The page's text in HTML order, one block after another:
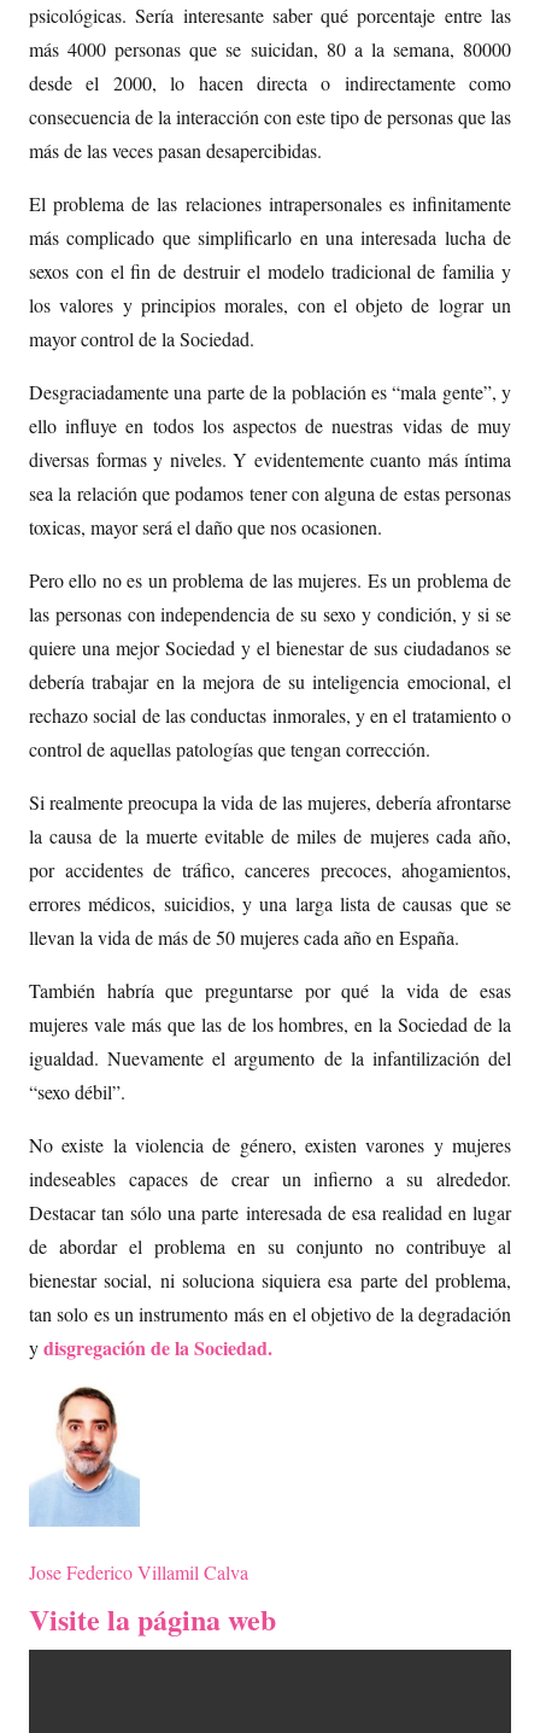
psicológicas. Sería interesante saber qué porcentaje entre las
más 4000 personas que se suicidan, 80 a la semana, 80000
desde el 2000, lo hacen directa o indirectamente como
consecuencia de la interacción con este tipo de personas que las
más de las veces pasan desapercibidas.
El problema de las relaciones intrapersonales es infinitamente
más complicado que simplificarlo en una interesada lucha de
sexos con el fin de destruir el modelo tradicional de familia y
los valores y principios morales, con el objeto de lograr un
mayor control de la Sociedad.
Desgraciadamente una parte de la población es “mala gente”, y
ello influye en todos los aspectos de nuestras vidas de muy
diversas formas y niveles. Y evidentemente cuanto más íntima
sea la relación que podamos tener con alguna de estas personas
toxicas, mayor será el daño que nos ocasionen.
Pero ello no es un problema de las mujeres. Es un problema de
las personas con independencia de su sexo y condición, y si se
quiere una mejor Sociedad y el bienestar de sus ciudadanos se
debería trabajar en la mejora de su inteligencia emocional, el
rechazo social de las conductas inmorales, y en el tratamiento o
control de aquellas patologías que tengan corrección.
Si realmente preocupa la vida de las mujeres, debería afrontarse
la causa de la muerte evitable de miles de mujeres cada año,
por accidentes de tráfico, canceres precoces, ahogamientos,
errores médicos, suicidios, y una larga lista de causas que se
llevan la vida de más de 50 mujeres cada año en España.
También habría que preguntarse por qué la vida de esas
mujeres vale más que las de los hombres, en la Sociedad de la
igualdad. Nuevamente el argumento de la infantilización del
“sexo débil”.
No existe la violencia de género, existen varones y mujeres
indeseables capaces de crear un infierno a su alrededor.
Destacar tan sólo una parte interesada de esa realidad en lugar
de abordar el problema en su conjunto no contribuye al
bienestar social, ni soluciona siquiera esa parte del problema,
tan solo es un instrumento más en el objetivo de la degradación
ydisgregación de la Sociedad.
Jose Federico Villamil Calva
Visite la página web